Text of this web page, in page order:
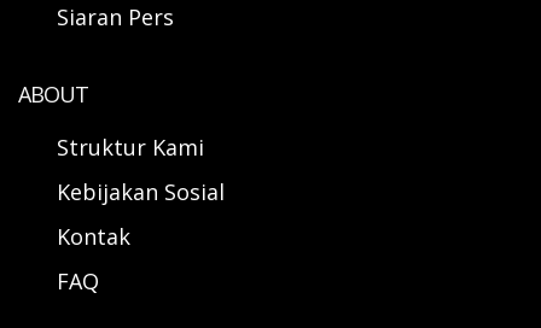
Siaran Pers
ABOUT
Struktur Kami
Kebijakan Sosial
Kontak
FAQ